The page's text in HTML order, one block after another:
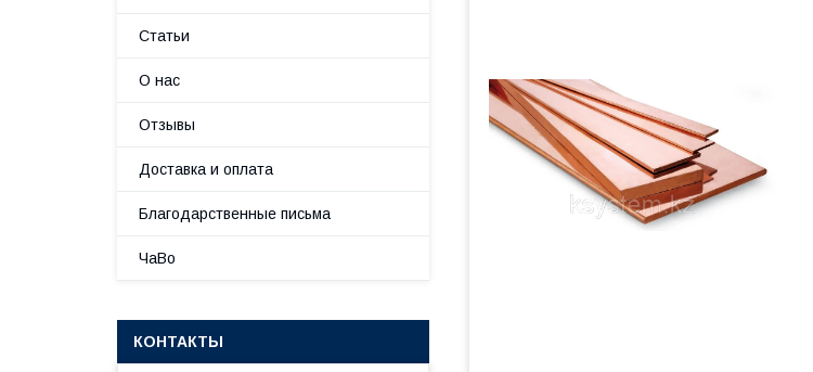
Статьи
О нас
Отзывы
Доставка и оплата
Благодарственные письма
ЧаВо
КОНТАКТЫ